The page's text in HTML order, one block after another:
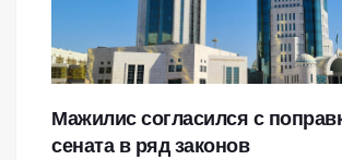
Мажилис согласился с
сената в ряд законов